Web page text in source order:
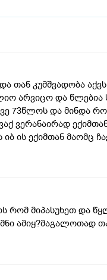
თან კუმშვადობა
არვიცო და წლებია
73წლოს და მინდა
ვერანაირად
ის ექიმთან მაომც
არაა თან დიდათ
დავირეკავ ან
რომ მიპასუხეთ და
ამიყ?მაგალოთად